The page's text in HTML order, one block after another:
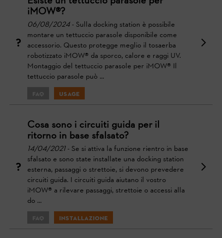
iMOW®?
06/08/2024- Sulla docking station è possibile
montare un tettuccio parasole disponibile come
accessorio. Questo protegge meglio il tosaerba
robotizzato iMOW® da sporco, calore e raggi UV.
Montaggio del tettuccio parasole per iMOW® Il
tettuccio parasole può ...
FAQ Usage
Cosa sono i circuiti guida per il
ritorno in base sfalsato?
14/04/2021- Se si attiva la funzione rientro in base
sfalsato e sono state installate una docking station
esterna, passaggi o strettoie, si devono prevedere
circuiti guida. I circuiti guida aiutano il vostro
iMOW® a rilevare passaggi, strettoie o accessi alla
do ...
FAQ Installazione